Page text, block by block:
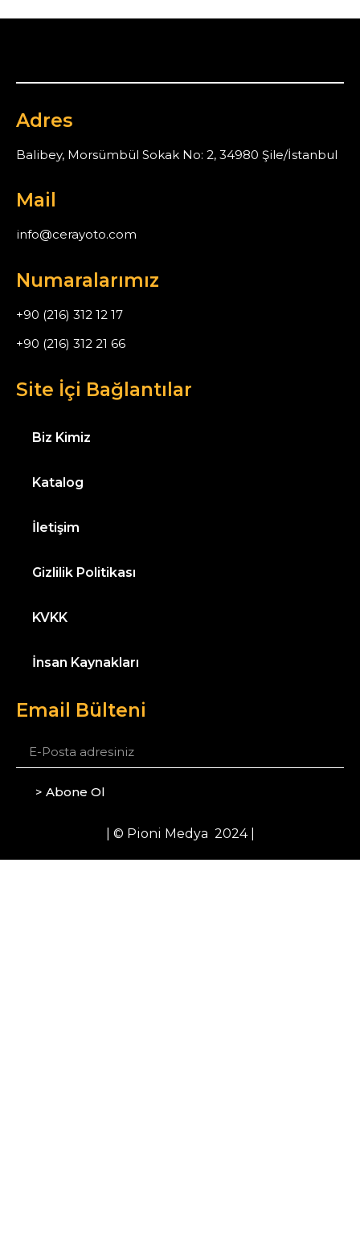
Adres
Balibey, Morsümbül Sokak No: 2, 34980 Şile/İstanbul
Mail
info@cerayoto.com
Numaralarımız
+90 (216) 312 12 17
+90 (216) 312 21 66
Site İçi Bağlantılar
Biz Kimiz
Katalog
İletişim
Gizlilik Politikası
KVKK
İnsan Kaynakları
Email Bülteni
> Abone Ol
| © Pioni Medya 2024 |